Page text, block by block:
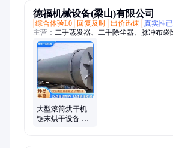
德福机械设备(梁山)有限公司
综合体验L0
回复及时 出价迅速 真实性
主营： 二手蒸发器、二手除尘器、脉冲布袋
机、二反应釜、二手冷凝器、二手储罐、二
大型滚筒烘干机
锯末烘干设备 不